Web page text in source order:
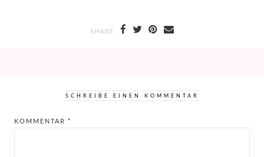
SHARE
SCHREIBE EINEN KOMMENTAR
KOMMENTAR *